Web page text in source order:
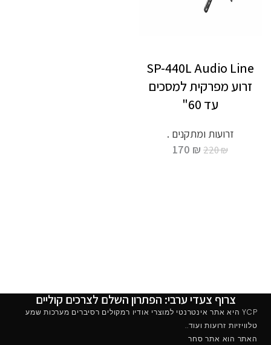
SP-440L Audio Line
זרוע מפרקית למסכים
עד 60"
זרועות ומתקנים .
220₪
170 ₪
צרוף צעדי ערבי: הפתרון השלם לצרכים קוליים
YCP היא אתר אינטרנטי למוצרי אודיו רמקולים רסיברים מערכות שמע
טלוויזיות זרועות ועוד..
האתר הוא אתר סחר